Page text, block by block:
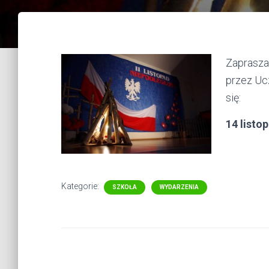
przez
się:
14
Kategorie: SZKOŁA WYDARZENIA